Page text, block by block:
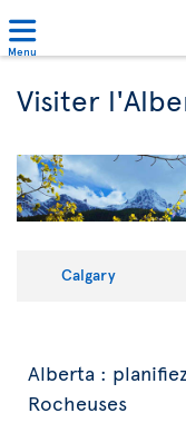
Menu
Visiter
Calgary
Alberta :
Rocheuses